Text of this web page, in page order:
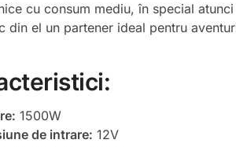
cu consum mediu, în special
din el un partener ideal pentru
1500W
de intrare: 12V